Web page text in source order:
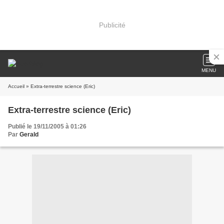
Publicité
MENU
Accueil » Extra-terrestre science (Eric)
Extra-terrestre science (Eric)
Publié le 19/11/2005 à 01:26
Par Gerald